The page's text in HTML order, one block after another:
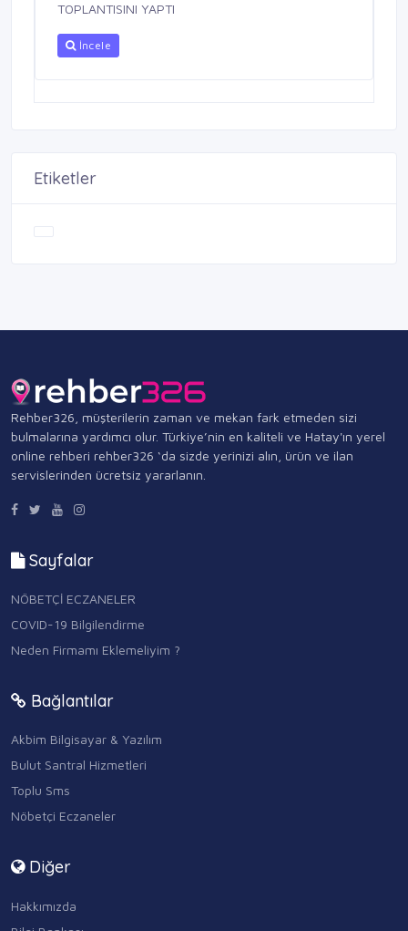
TOPLANTISINI YAPTI
İncele
Etiketler
Rehber326, müşterilerin zaman ve mekan fark etmeden sizi
bulmalarına yardımcı olur. Türkiye’nin en kaliteli ve Hatay'ın yerel
online rehberi rehber326 ‘da sizde yerinizi alın, ürün ve ilan
servislerinden ücretsiz yararlanın.
Sayfalar
NÖBETÇİ ECZANELER
COVID-19 Bilgilendirme
Neden Firmamı Eklemeliyim ?
Bağlantılar
Akbim Bilgisayar & Yazılım
Bulut Santral Hizmetleri
Toplu Sms
Nöbetçi Eczaneler
Diğer
Hakkımızda